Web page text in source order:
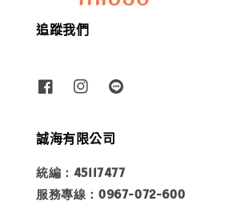
追蹤我們
誠海有限公司
統編：45117477
服務專線：0967-072-600